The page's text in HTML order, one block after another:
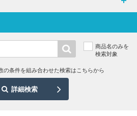
商品名のみを
検索対象
の条件を組み合わせた検索はこちらから
詳細検索